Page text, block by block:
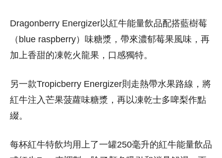
Dragonberry Energizer以紅牛能量飲品配搭藍樹莓
（blue raspberry）味糖漿，帶來濃郁莓果風味，再
加上香甜的凍乾火龍果，口感獨特。
另一款Tropicberry Energizer則走熱帶水果路線，將
紅牛注入芒果菠蘿味糖漿，再以凍乾士多啤梨作點
綴。
每杯紅牛特飲均用上了一罐250毫升的紅牛能量飲品